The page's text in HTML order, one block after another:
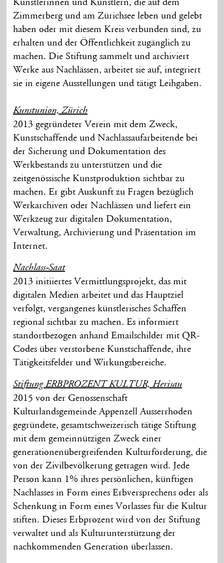
Künstlerinnen und Künstlern, die auf dem
Zimmerberg und am Zürichsee leben und gelebt
haben oder mit diesem Kreis verbunden sind, zu
erhalten und der Öffentlichkeit zugänglich zu
machen. Die Stiftung sammelt und archiviert
Werke aus Nachlässen, arbeitet sie auf, integriert
sie in eigene Ausstellungen und tätigt Leihgaben.
Kunstunion, Zürich
2013 gegründeter Verein mit dem Zweck,
Kunstschaffende und Nachlassaufarbeitende bei
der Sicherung und Dokumentation des
Werkbestands zu unterstützen und die
zeitgenössische Kunstproduktion sichtbar zu
machen. Er gibt Auskunft zu Fragen bezüglich
Werkarchiven oder Nachlässen und liefert ein
Werkzeug zur digitalen Dokumentation,
Verwaltung, Archivierung und Präsentation im
Internet.
Nachlass-Saat
2013 initiiertes Vermittlungsprojekt, das mit
digitalen Medien arbeitet und das Hauptziel
verfolgt, vergangenes künstlerisches Schaffen
regional sichtbar zu machen. Es informiert
standortbezogen anhand Emailschilder mit QR-
Codes über verstorbene Kunstschaffende, ihre
Tätigkeitsfelder und Wirkungsbereiche.
Stiftung ERBPROZENT KULTUR, Herisau
2015 von der Genossenschaft
Kulturlandsgemeinde Appenzell Ausserrhoden
gegründete, gesamtschweizerisch tätige Stiftung
mit dem gemeinnützigen Zweck einer
generationenübergreifenden Kulturförderung, die
von der Zivilbevölkerung getragen wird. Jede
Person kann 1% ihres persönlichen, künftigen
Nachlasses in Form eines Erbversprechens oder als
Schenkung in Form eines Vorlasses für die Kultur
stiften. Dieses Erbprozent wird von der Stiftung
verwaltet und als Kulturunterstützung der
nachkommenden Generation überlassen.